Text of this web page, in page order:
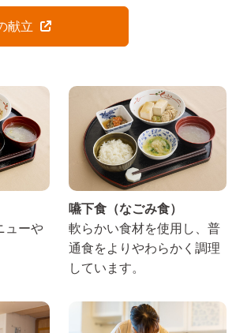
献立
ューや
嚥下食（なごみ食）
軟らかい食材を使用し、普
通食をよりやわらかく調理
しています。